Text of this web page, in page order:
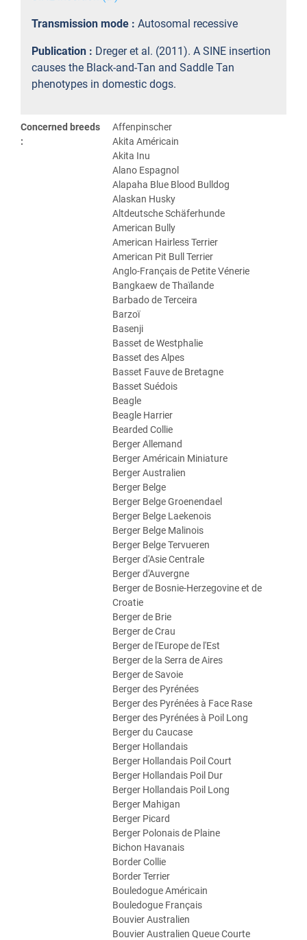
Transmission mode : Autosomal recessive
Publication : Dreger et al. (2011). A SINE insertion
causes the Black-and-Tan and Saddle Tan
phenotypes in domestic dogs.
Concerned breeds
:
Affenpinscher
Akita Américain
Akita Inu
Alano Espagnol
Alapaha Blue Blood Bulldog
Alaskan Husky
Altdeutsche Schäferhunde
American Bully
American Hairless Terrier
American Pit Bull Terrier
Anglo-Français de Petite Vénerie
Bangkaew de Thaïlande
Barbado de Terceira
Barzoï
Basenji
Basset de Westphalie
Basset des Alpes
Basset Fauve de Bretagne
Basset Suédois
Beagle
Beagle Harrier
Bearded Collie
Berger Allemand
Berger Américain Miniature
Berger Australien
Berger Belge
Berger Belge Groenendael
Berger Belge Laekenois
Berger Belge Malinois
Berger Belge Tervueren
Berger d'Asie Centrale
Berger d'Auvergne
Berger de Bosnie-Herzegovine et de
Croatie
Berger de Brie
Berger de Crau
Berger de l'Europe de l'Est
Berger de la Serra de Aires
Berger de Savoie
Berger des Pyrénées
Berger des Pyrénées à Face Rase
Berger des Pyrénées à Poil Long
Berger du Caucase
Berger Hollandais
Berger Hollandais Poil Court
Berger Hollandais Poil Dur
Berger Hollandais Poil Long
Berger Mahigan
Berger Picard
Berger Polonais de Plaine
Bichon Havanais
Border Collie
Border Terrier
Bouledogue Américain
Bouledogue Français
Bouvier Australien
Bouvier Australien Queue Courte